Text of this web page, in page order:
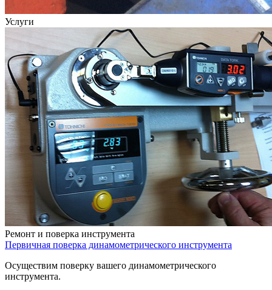
Услуги
Ремонт и поверка инструмента
Первичная поверка динамометрического инструмента
Осуществим поверку вашего динамометрического
инструмента.